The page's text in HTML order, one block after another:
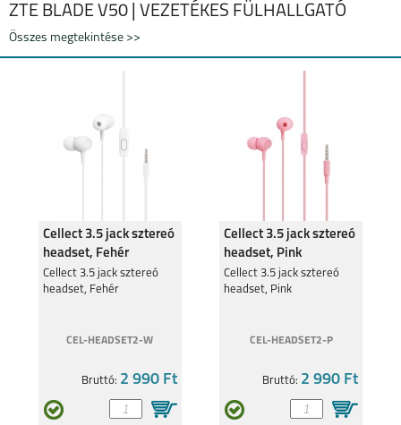
ZTE BLADE V50 | VEZETÉKES FÜLHALLGATÓ
Összes megtekintése >>
Cellect 3.5 jack sztereó
headset, Fehér
Cellect 3.5 jack sztereó
headset, Fehér
CEL-HEADSET2-W
Bruttó: 2 990 Ft
Cellect 3.5 jack sztereó
headset, Pink
Cellect 3.5 jack sztereó
headset, Pink
CEL-HEADSET2-P
Bruttó: 2 990 Ft